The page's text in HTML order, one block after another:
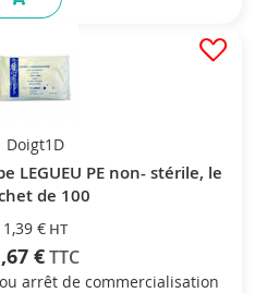
Doigt1D
LEGUEU PE non- stérile, le
de 100
1,39 €
€
arrêt de commercialisation